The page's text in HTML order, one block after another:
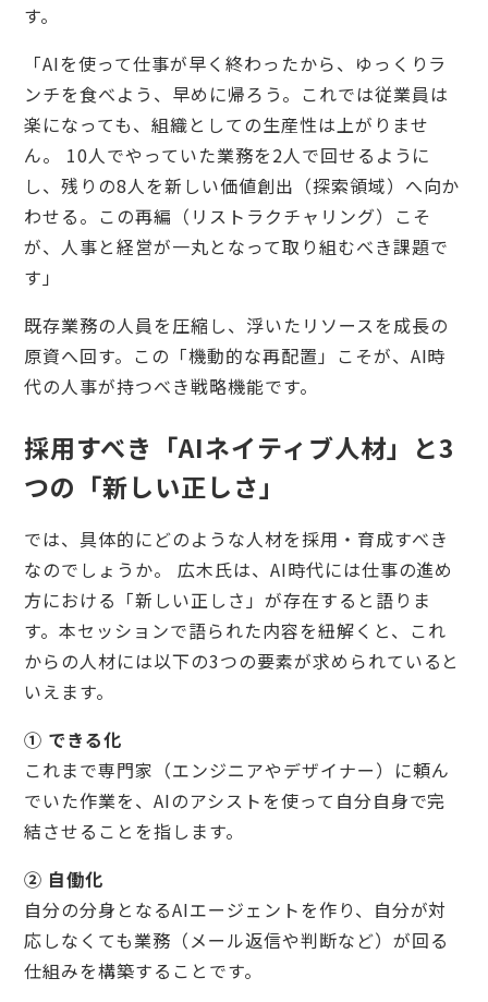
す。
「AIを使って仕事が早く終わったから、ゆっくりラ
ンチを食べよう、早めに帰ろう。これでは従業員は
楽になっても、組織としての生産性は上がりませ
ん。 10人でやっていた業務を2人で回せるように
し、残りの8人を新しい価値創出（探索領域）へ向か
わせる。この再編（リストラクチャリング）こそ
が、人事と経営が一丸となって取り組むべき課題で
す」
既存業務の人員を圧縮し、浮いたリソースを成長の
原資へ回す。この「機動的な再配置」こそが、AI時
代の人事が持つべき戦略機能です。
採用すべき「AIネイティブ人材」と3
つの「新しい正しさ」
では、具体的にどのような人材を採用・育成すべき
なのでしょうか。 広木氏は、AI時代には仕事の進め
方における「新しい正しさ」が存在すると語りま
す。本セッションで語られた内容を紐解くと、これ
からの人材には以下の3つの要素が求められていると
いえます。
① できる化
これまで専門家（エンジニアやデザイナー）に頼ん
でいた作業を、AIのアシストを使って自分自身で完
結させることを指します。
② 自働化
自分の分身となるAIエージェントを作り、自分が対
応しなくても業務（メール返信や判断など）が回る
仕組みを構築することです。